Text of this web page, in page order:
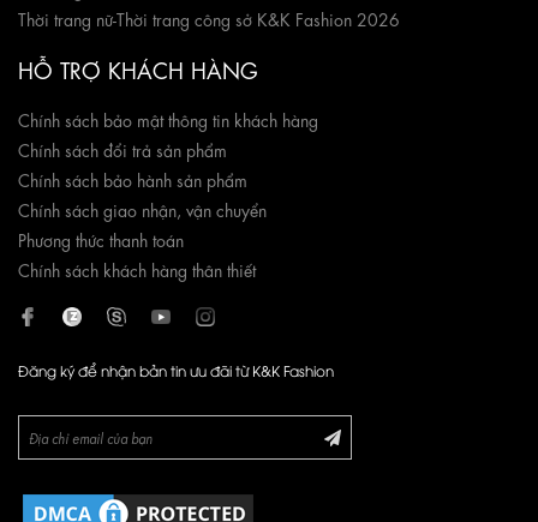
Thời trang nữ-Thời trang công sở K&K Fashion 2026
HỖ TRỢ KHÁCH HÀNG
Chính sách bảo mật thông tin khách hàng
Chính sách đổi trả sản phẩm
Chính sách bảo hành sản phẩm
Chính sách giao nhận, vận chuyển
Phương thức thanh toán
Chính sách khách hàng thân thiết
Đăng ký để nhận bản tin ưu đãi từ K&K Fashion